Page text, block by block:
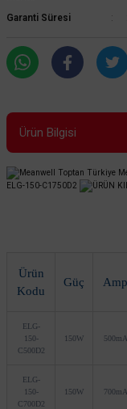
Garanti Süresi
Ürün Bilgisi
ELG-150-C1750D2 ÜRÜN
Ürün
Kodu
Güç Amp
ELG-
150-
C500D2
150W 500mA
ELG-
150-
C700D2
150W 700mA